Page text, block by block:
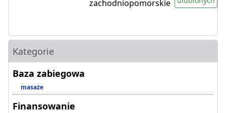
zachodniopomorskie
Kategorie
Baza zabiegowa
masaże
Finansowanie